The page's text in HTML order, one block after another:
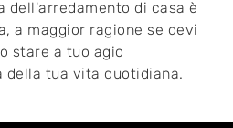
dell'arredamento di casa è
a maggior ragione se devi
stare a tuo agio
tua vita quotidiana.